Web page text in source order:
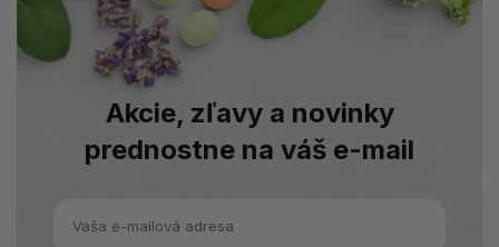
Akcie, zľavy a novinky
prednostne na váš e-mail